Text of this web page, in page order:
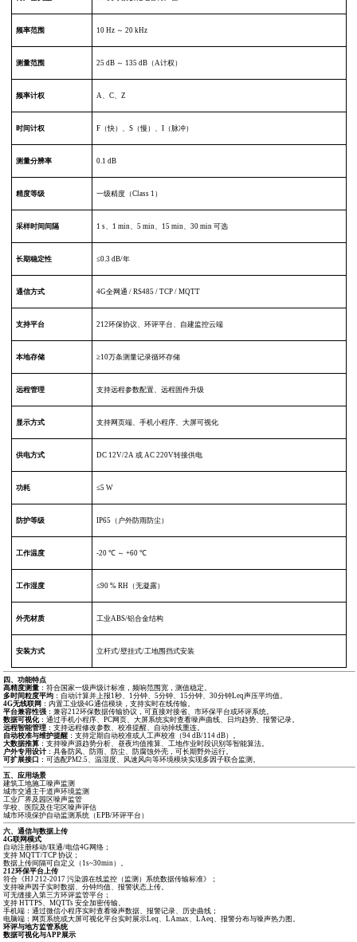
频率范围 10 Hz ～ 20 kHz
测量范围 25 dB ～ 135 dB（A计权）
频率计权 A、C、Z
时间计权 F（快）、S（慢）、I（脉冲）
测量分辨率 0.1 dB
精度等级 一级精度（Class 1）
采样时间间隔 1 s、1 min、5 min、15 min、30 min 可选
长期稳定性 ≤0.3 dB/年
通信方式 4G全网通 / RS485 / TCP / MQTT
支持平台 212环保协议、环评平台、自建监控云端
本地存储 ≥10万条测量记录循环存储
远程管理 支持远程参数配置、远程固件升级
显示方式 支持网页端、手机小程序、大屏可视化
供电方式 DC 12V/2A 或 AC 220V转接供电
功耗 ≤5 W
防护等级 IP65（户外防雨防尘）
工作温度 -20 ℃ ～ +60 ℃
工作湿度 ≤90 % RH（无凝露）
外壳材质 工业ABS/铝合金结构
安装方式 立杆式/壁挂式/工地围挡式安装
四、功能特点
高精度测量 ：符合国家一级声级计标准，频响范围宽，测值稳定。
多时间粒度平均 ：自动计算并上报1秒、1分钟、5分钟、15分钟、30分钟Leq声压平均值。
4G无线联网 ：内置工业级4G通信模块，支持实时在线传输。
平台兼容性强 ：兼容212环保数据传输协议，可直接对接省、市环保平台或环评系统。
数据可视化：通过手机小程序、PC网页、大屏系统实时查看噪声曲线、日均趋势、报警记录。
远程智能管理 ：支持远程修改参数、校准提醒、自动掉线重连。
自动校准与维护提醒 ：支持定期自动校准或人工声校准（94 dB/114 dB）。
大数据推算 ：支持噪声源趋势分析、昼夜均值推算、工地作业时段识别等智能算法。
户外专用设计 ：具备防风、防雨、防尘、防腐蚀外壳，可长期野外运行。
可扩展接口 ：可选配PM2.5、温湿度、风速风向等环境模块实现多因子联合监测。
五、应用场景
建筑工地施工噪声监测
城市交通主干道声环境监测
工业厂界及园区噪声监管
学校、医院及住宅区噪声评估
城市环境保护自动监测系统（EPB/环评平台）
六、通信与数据上传
4G联网模式
自动注册移动/联通/电信4G网络；
支持 MQTT/TCP 协议；
数据上传间隔可自定义（1s~30min）。
212环保平台上传
符合《HJ 212-2017 污染源在线监控（监测）系统数据传输标准》；
支持噪声因子实时数据、分钟均值、报警状态上传。
可无缝接入第三方环评监管平台；
支持 HTTPS、MQTTs 安全加密传输。
手机端：通过微信小程序实时查看噪声数据、报警记录、历史曲线；
电脑端：网页系统或大屏可视化平台实时展示Leq、LAmax、LAeq、报警分布与噪声热力图。
环评与地方监管系统
数据可视化与APP展示